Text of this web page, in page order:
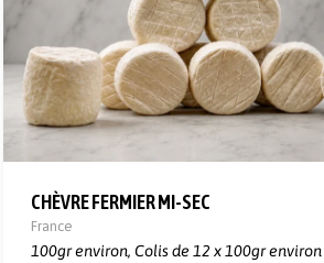
CHÈVRE FERMIER MI-SEC
France
100gr environ, Colis de 12 x 100gr environ